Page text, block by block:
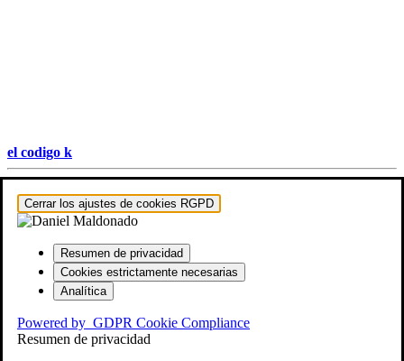
el codigo k
Hestia | Desarrollado porThemeIsle
Cerrar los ajustes de cookies RGPD
Resumen de privacidad
Cookies estrictamente necesarias
Analítica
Powered by GDPR Cookie Compliance
Resumen de privacidad